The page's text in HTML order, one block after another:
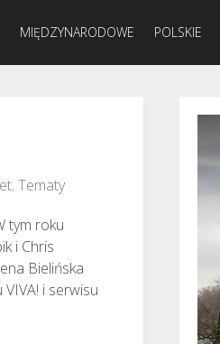
MIĘDZYNARODOWE POLSKIE
,Tematy
tym roku
i Chris
Bielińska
i serwisu